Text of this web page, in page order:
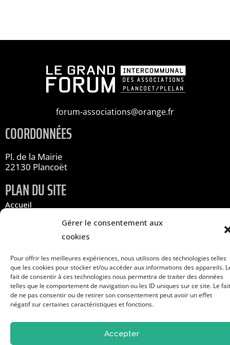
Gérer le consentement aux
cookies
Pour offrir les meilleures expériences, nous utilisons des technologies telles
que les cookies pour stocker et/ou accéder aux informations des appareils.
fait de consentir à ces technologies nous permettra de traiter des données
telles que le comportement de navigation ou les ID uniques sur ce site. Le fait
de ne pas consentir ou de retirer son consentement peut avoir un effet
négatif sur certaines caractéristiques et fonctions.
Accepter
forum-associations@orange.fr
COORDONNÉES
Pl. de la Mairie
22130 Plancoët
PLAN DU SITE
Accueil
À propos
Contact
S'inscrire au forum